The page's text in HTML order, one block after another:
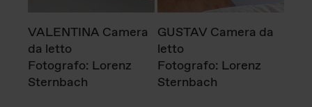
VALENTINA Camera
da letto
Fotografo: Lorenz
Sternbach
GUSTAV Camera da
letto
Fotografo: Lorenz
Sternbach